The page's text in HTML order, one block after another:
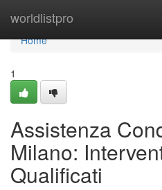
worldlistpro
Home
Home
1
Assistenza
Milano:
Qualificati